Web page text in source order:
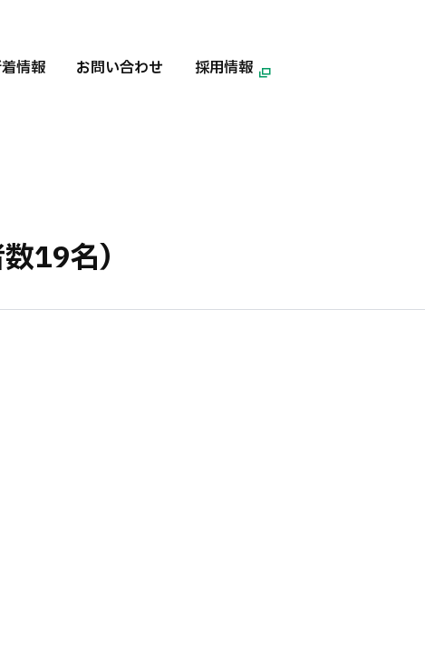
情報 お問い合わせ 採用情報
19名）